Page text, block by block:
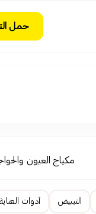
حمل
مكياج العيون
التبييض أدوات